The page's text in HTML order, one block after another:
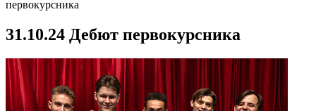
первокурсника
31.10.24 Дебют первокурсника